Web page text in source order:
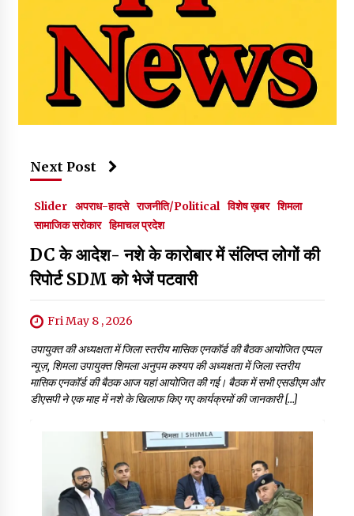
Next Post
Slider अपराध-हादसे राजनीति/Political विशेष ख़बर शिमला
सामाजिक सरोकार हिमाचल प्रदेश
DC के आदेश- नशे के कारोबार में संलिप्त लोगों की
रिपोर्ट SDM को भेजें पटवारी
Fri May 8 , 2026
उपायुक्त की अध्यक्षता में जिला स्तरीय मासिक एनकॉर्ड की बैठक आयोजित एप्पल
न्यूज़, शिमला उपायुक्त शिमला अनुपम कश्यप की अध्यक्षता में जिला स्तरीय
मासिक एनकॉर्ड की बैठक आज यहां आयोजित की गई। बैठक में सभी एसडीएम और
डीएसपी ने एक माह में नशे के खिलाफ किए गए कार्यक्रमों की जानकारी […]